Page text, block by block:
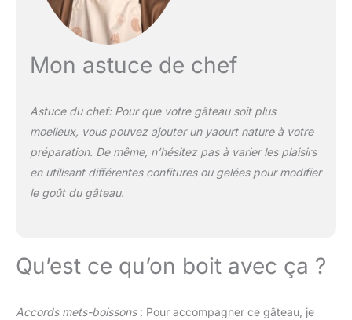
Mon astuce de chef
Astuce du chef: Pour que votre gâteau soit plus
moelleux, vous pouvez ajouter un yaourt nature à votre
préparation. De même, n’hésitez pas à varier les plaisirs
en utilisant différentes confitures ou gelées pour modifier
le goût du gâteau.
Qu’est ce qu’on boit avec ça ?
Accords mets-boissons: Pour accompagner ce gâteau, je